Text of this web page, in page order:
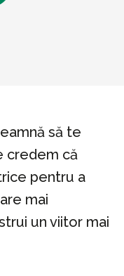
să te
credem că
pentru a
mai
un viitor mai